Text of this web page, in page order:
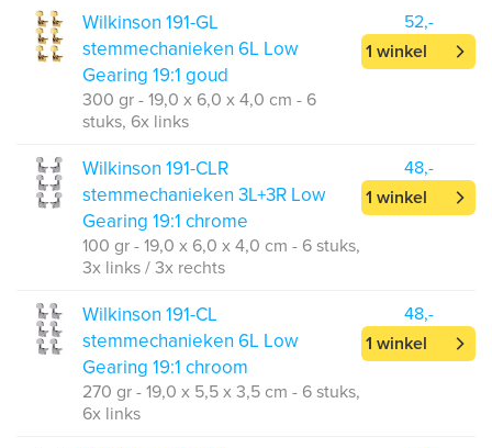
Wilkinson 191-GL
stemmechanieken 6L Low
Gearing 19:1 goud
300 gr - 19,0 x 6,0 x 4,0 cm - 6
stuks, 6x links
52,-
1 winkel
Wilkinson 191-CLR
stemmechanieken 3L+3R Low
Gearing 19:1 chrome
100 gr - 19,0 x 6,0 x 4,0 cm - 6 stuks,
3x links / 3x rechts
48,-
1 winkel
Wilkinson 191-CL
stemmechanieken 6L Low
Gearing 19:1 chroom
270 gr - 19,0 x 5,5 x 3,5 cm - 6 stuks,
6x links
48,-
1 winkel